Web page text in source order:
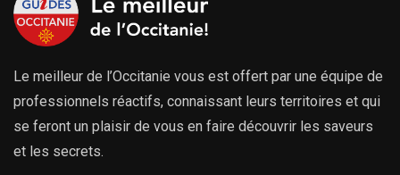
Le meilleur de l’Occitanie vous est offert par une équipe de
professionnels réactifs, connaissant leurs territoires et qui
se feront un plaisir de vous en faire découvrir les saveurs
et les secrets.